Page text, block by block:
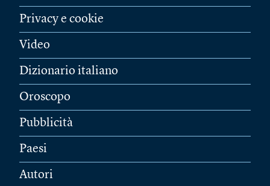
Privacy e cookie
Video
Dizionario italiano
Oroscopo
Pubblicità
Paesi
Autori